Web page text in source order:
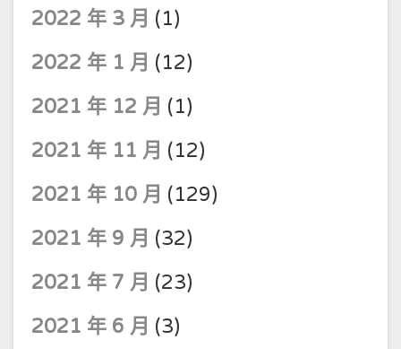
2022 年 3 月 (1)
2022 年 1 月 (12)
2021 年 12 月 (1)
2021 年 11 月 (12)
2021 年 10 月 (129)
2021 年 9 月 (32)
2021 年 7 月 (23)
2021 年 6 月 (3)